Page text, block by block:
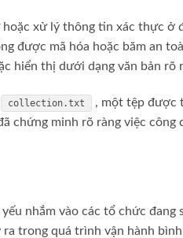
xử lý thông tin xác thực ở
được mã hóa hoặc băm an
hiển thị dưới dạng văn bản rõ
collection.txt
, một tệp được
chứng minh rõ ràng việc
nhắm vào các tổ chức
trong quá trình vận hành